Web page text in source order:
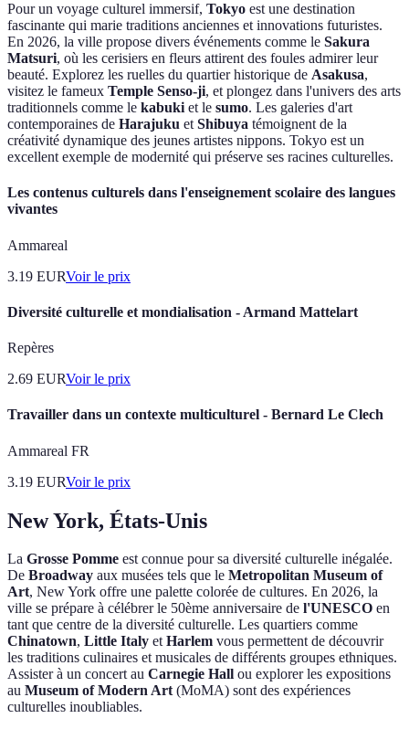
Pour un voyage culturel immersif, Tokyo est une destination
fascinante qui marie traditions anciennes et innovations futuristes.
En 2026, la ville propose divers événements comme le Sakura
Matsuri, où les cerisiers en fleurs attirent des foules admirer leur
beauté. Explorez les ruelles du quartier historique de Asakusa,
visitez le fameux Temple Senso-ji, et plongez dans l'univers des arts
traditionnels comme le kabuki et le sumo. Les galeries d'art
contemporaines de Harajuku et Shibuya témoignent de la
créativité dynamique des jeunes artistes nippons. Tokyo est un
excellent exemple de modernité qui préserve ses racines culturelles.
Les contenus culturels dans l'enseignement scolaire des langues
vivantes
Ammareal
3.19 EURVoir le prix
Diversité culturelle et mondialisation - Armand Mattelart
Repères
2.69 EURVoir le prix
Travailler dans un contexte multiculturel - Bernard Le Clech
Ammareal FR
3.19 EURVoir le prix
New York, États-Unis
La Grosse Pomme est connue pour sa diversité culturelle inégalée.
De Broadway aux musées tels que le Metropolitan Museum of
Art, New York offre une palette colorée de cultures. En 2026, la
ville se prépare à célébrer le 50ème anniversaire de l'UNESCO en
tant que centre de la diversité culturelle. Les quartiers comme
Chinatown, Little Italy etHarlem vous permettent de découvrir
les traditions culinaires et musicales de différents groupes ethniques.
Assister à un concert au Carnegie Hall ou explorer les expositions
au Museum of Modern Art(MoMA) sont des expériences
culturelles inoubliables.